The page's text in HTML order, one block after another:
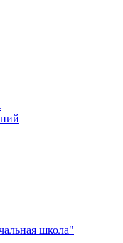
школа"